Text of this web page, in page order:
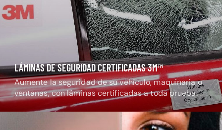
LÁMINAS DE SEGURIDAD CERTIFICADAS 3M™
Aumente la seguridad de su vehículo, maquinaria o
ventanas, con láminas certificadas a toda prueba.